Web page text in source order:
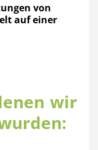
von
auf einer
wir